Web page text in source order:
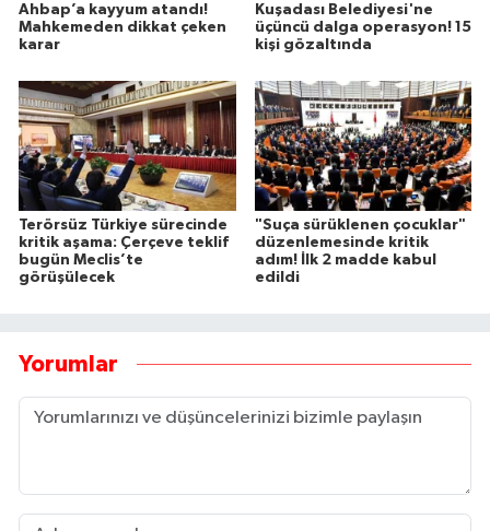
Ahbap’a kayyum atandı!
Mahkemeden dikkat çeken
karar
Kuşadası Belediyesi'ne
üçüncü dalga operasyon! 15
kişi gözaltında
Terörsüz Türkiye sürecinde
kritik aşama: Çerçeve teklif
bugün Meclis’te
görüşülecek
"Suça sürüklenen çocuklar"
düzenlemesinde kritik
adım! İlk 2 madde kabul
edildi
Yorumlar